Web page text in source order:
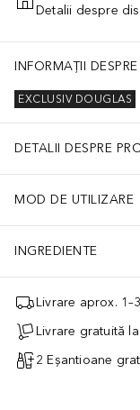
Detalii despre
INFORMAȚII
EXCLUSIV DOUGLAS
DETALII DESPRE
MOD DE UTILIZARE
INGREDIENTE
Livrare aprox.
Livrare gratuită
2 Eșantioane